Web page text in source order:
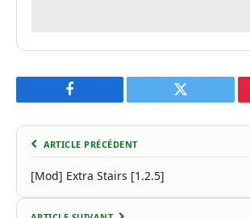
Facebook Twitter
ARTICLE PRÉCÉDENT
[Mod] Extra Stairs [1.2.5]